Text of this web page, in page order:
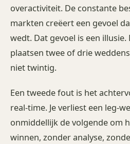
overactiviteit. De constante
markten creëert een gevoel
wedt. Dat gevoel is een
plaatsen twee of drie
niet twintig.
Een tweede fout is het
real-time. Je verliest een leg-
onmiddellijk de volgende om
winnen, zonder analyse,